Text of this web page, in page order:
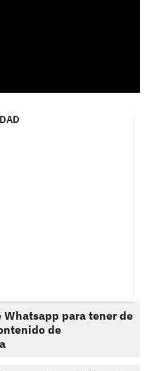
Whatsapp para tener de
de